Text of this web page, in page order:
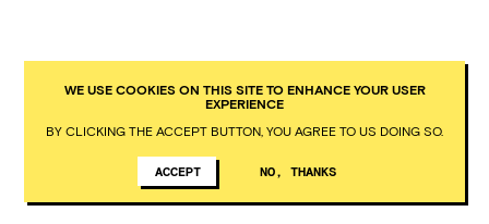
WE USE COOKIES ON THIS SITE TO ENHANCE YOUR USER
EXPERIENCE
BY CLICKING THE ACCEPT BUTTON, YOU AGREE TO US DOING SO.
ACCEPT NO, THANKS